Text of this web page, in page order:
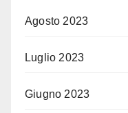
Agosto 2023
Luglio 2023
Giugno 2023